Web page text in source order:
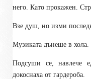
него. Като прокажен.
Взе душ, но изми
Музиката дънеше в хола.
Подсуши се, навлече
докоснаха от гардероба.